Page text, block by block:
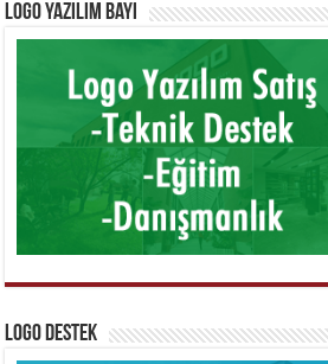
Logo Yazılım Bayi
Logo Destek